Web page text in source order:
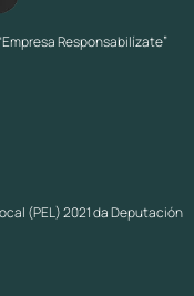
Responsabilízate”
(PEL) 2021 da Deputación